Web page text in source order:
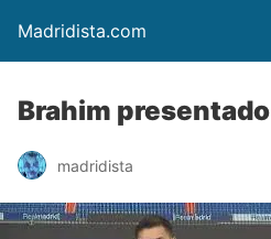
Madridista.com
Brahim presentado
madridista